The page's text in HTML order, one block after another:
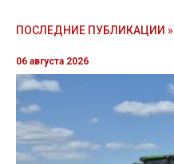
ПОСЛЕДНИЕ ПУБЛИКАЦИИ »
06 августа 2026